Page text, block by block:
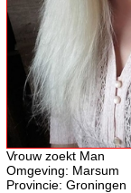
Vrouw zoekt Man
Omgeving: Marsum
Provincie: Groningen